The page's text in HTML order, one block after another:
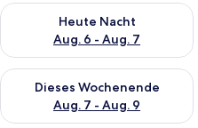
Heute Nacht
Aug. 6 - Aug. 7
Überprüfe die Verfügbarkeit
Dieses Wochenende
Aug. 7 - Aug. 9
Überprüfe die Verfügbarkeit